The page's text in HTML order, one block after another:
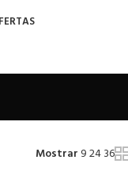
Mostrar 92436